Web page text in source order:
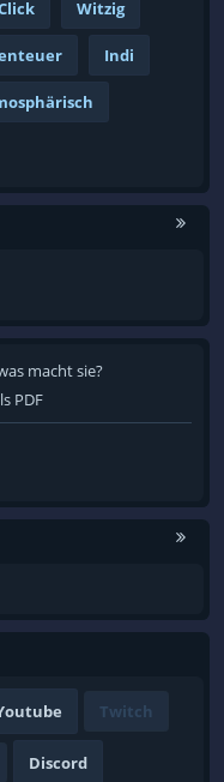
Witzig
Indi
macht sie?
PDF
Twitch
Discord